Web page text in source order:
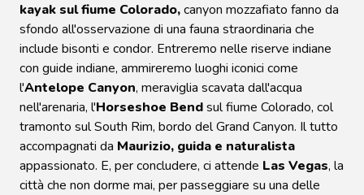
kayak sul fiume Colorado,canyon mozzafiato fanno da
sfondo all'osservazione di una fauna straordinaria che
include bisonti e condor. Entreremo nelle riserve indiane
con guide indiane, ammireremo luoghi iconici come
l'Antelope Canyon, meraviglia scavata dall'acqua
nell'arenaria, l'Horseshoe Bendsul fiume Colorado, col
tramonto sul South Rim, bordo del Grand Canyon. Il tutto
accompagnati da Maurizio, guida e naturalista
appassionato. E, per concludere, ci attende Las Vegas, la
città che non dorme mai, per passeggiare su una delle